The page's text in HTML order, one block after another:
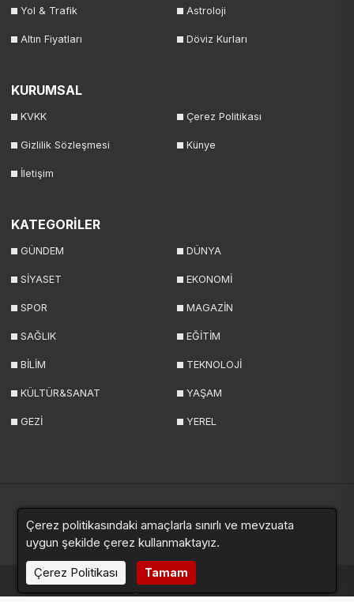
Yol & Trafik Astroloji
Altın Fiyatları Döviz Kurları
KURUMSAL
KVKK Çerez Politikası
Gizlilik Sözleşmesi Künye
İletişim
KATEGORİLER
GÜNDEM DÜNYA
SİYASET EKONOMİ
SPOR MAGAZİN
SAĞLIK EĞİTİM
BİLİM TEKNOLOJİ
KÜLTÜR&SANAT YAŞAM
GEZİ YEREL
Yazarlar VideolarGalerilerAnketler
haberde.net © 2024. Tüm hakları saklıdır.
Çerez politikasındaki amaçlarla sınırlı ve mevzuata
uygun şekilde çerez kullanmaktayız.
Çerez Politikası
Tamam